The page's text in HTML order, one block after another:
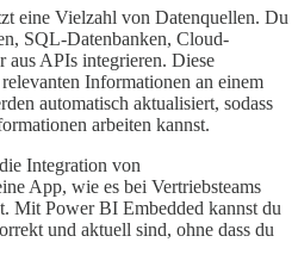
eine Vielzahl von Datenquellen. Du
SQL-Datenbanken, Cloud-
aus APIs integrieren. Diese
Informationen an einem
automatisch aktualisiert, sodass
arbeiten kannst.
Integration von
App, wie es bei Vertriebsteams
Mit Power BI Embedded kannst du
und aktuell sind, ohne dass du